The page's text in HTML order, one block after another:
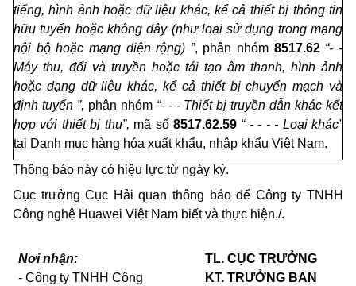
tiếng, hình ảnh hoặc dữ liệu khác, kể cả thiết bị thông tin
hữu tuyến hoặc không dây (như loại sử dụng trong mạng
nội bộ hoặc mạng diện rộng) ”, phân nhóm 8517.62 “- -
Máy thu, đổi và truyền hoặc tái tạo âm thanh, hình ảnh
hoặc dạng dữ liệukhác, kểcả thiết bị chuyển mạch và
định tuyến ”, phân nhóm “- - - Thiết bị truyền dẫn khác kết
hợp với thiếtbị thu”, mã số8517.62.59 “ - - - - Loại khác”
tại Danh mục hàng hóa xuất khẩu, nhập khẩu Việt Nam.
Thông báo này có hiệu lực từ ngày ký.
Cục trưởng Cục Hải quan thông báo để Công ty TNHH
Công nghệ Huawei Việt Nam biết và thực hiện./.
Nơi nhận:
- Công ty TNHH Công
TL. CỤC TRƯỞNG
KT. TRƯỞNG BAN